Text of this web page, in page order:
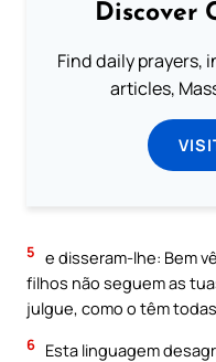
Discover
Find daily prayers,
articles,
5 e disseram-lhe: Bem
filhos não seguem as
julgue, como o têm
6 Esta linguagem